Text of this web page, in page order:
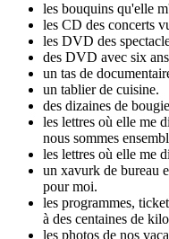
les bouquins qu'elle
les CD des concerts
les DVD des
des DVD avec six
un tas de
un tablier de cuisine.
des dizaines de
les lettres où elle me
nous sommes
les lettres où elle me
un xavurk de bureau
pour moi.
les programmes,
à des centaines de
les photos de nos